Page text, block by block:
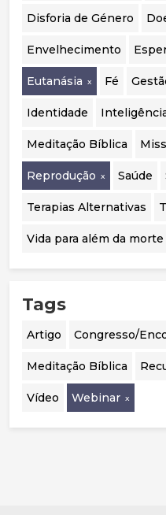
Disforia de Género
Envelhecimento
Eutanásia Fé
Identidade
Meditação Bíblica
Reprodução Saúde
Terapias Alternativas
Vida para além da morte
Tags
Artigo Congresso/
Meditação Bíblica
Vídeo Webinar